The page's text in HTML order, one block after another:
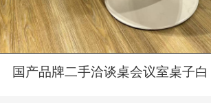
国产品牌二手洽谈桌会议室桌子白